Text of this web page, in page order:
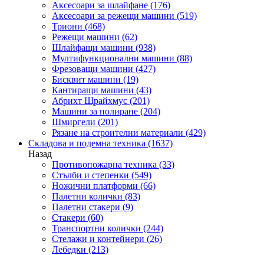
Аксесоари за шлайфане (176)
Аксесоари за режещи машини (519)
Триони (468)
Режещи машини (62)
Шлайфащи машини (938)
Мултифункционални машини (88)
Фрезоващи машини (427)
Бисквит машини (19)
Кантиращи машини (43)
Абрихт Щрайхмус (201)
Машини за полиране (204)
Шмиргели (201)
Рязане на строителни материали (429)
Складова и подемна техника (1637)
Назад
Противопожарна техника (33)
Стълби и степенки (549)
Ножични платформи (66)
Палетни колички (83)
Палетни стакери (9)
Стакери (60)
Транспортни колички (244)
Стелажи и контейнери (26)
Лебедки (213)